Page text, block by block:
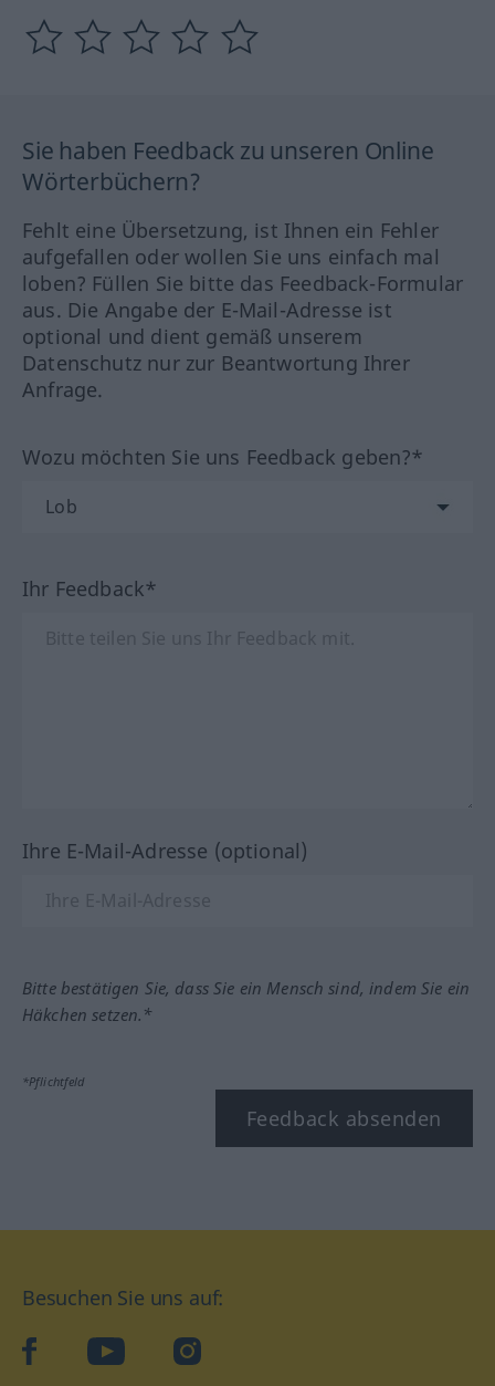
Sie haben Feedback zu unseren Online
Wörterbüchern?
Fehlt eine Übersetzung, ist Ihnen ein Fehler
aufgefallen oder wollen Sie uns einfach mal
loben? Füllen Sie bitte das Feedback-Formular
aus. Die Angabe der E-Mail-Adresse ist
optional und dient gemäß unserem
Datenschutz nur zur Beantwortung Ihrer
Anfrage.
Wozu möchten Sie uns Feedback geben?*
Ihr Feedback*
Ihre E-Mail-Adresse (optional)
Bitte bestätigen Sie, dass Sie ein Mensch sind, indem Sie ein
Häkchen setzen.*
*Pflichtfeld
Feedback absenden
Besuchen Sie uns auf:
facebookYouTube Instagram